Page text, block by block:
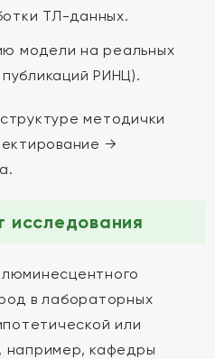
ТЛ-данных.
модели на реальных
РИНЦ).
методички
→
исследования
в лабораторных
или
например, кафедры